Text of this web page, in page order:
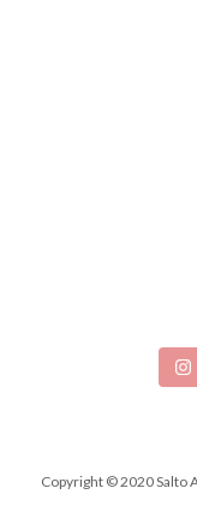
Copyright © 2020 Salto